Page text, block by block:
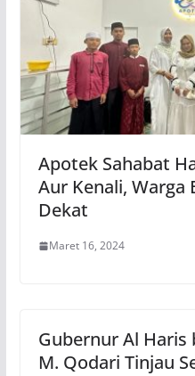
Apotek Sahabat
Aur Kenali, Warga
Dekat
Maret 16, 2024
Gubernur Al Haris
M. Qodari Tinjau